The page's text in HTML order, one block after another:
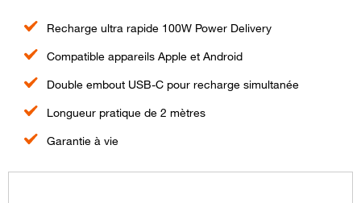
Recharge ultra rapide 100W Power Delivery
Compatible appareils Apple et Android
Double embout USB-C pour recharge simultanée
Longueur pratique de 2 mètres
Garantie à vie